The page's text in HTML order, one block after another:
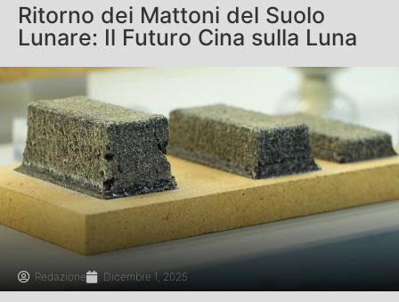
Ritorno dei Mattoni del Suolo
Lunare: Il Futuro Cina sulla Luna
Redazione Dicembre 1, 2025